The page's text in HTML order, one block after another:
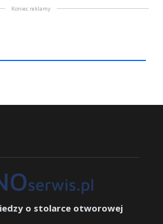
Koniec reklamy
o stolarce otworowej